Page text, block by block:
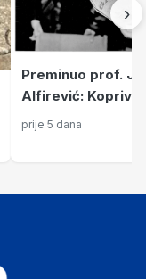
Preminuo prof.
Alfirević:
od ratnog
prije 5 dana
›